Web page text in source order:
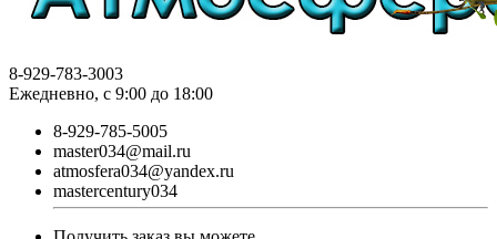
8-929-783-3003
Ежедневно, с 9:00 до 18:00
8-929-785-5005
master034@mail.ru
atmosfera034@yandex.ru
mastercentury034